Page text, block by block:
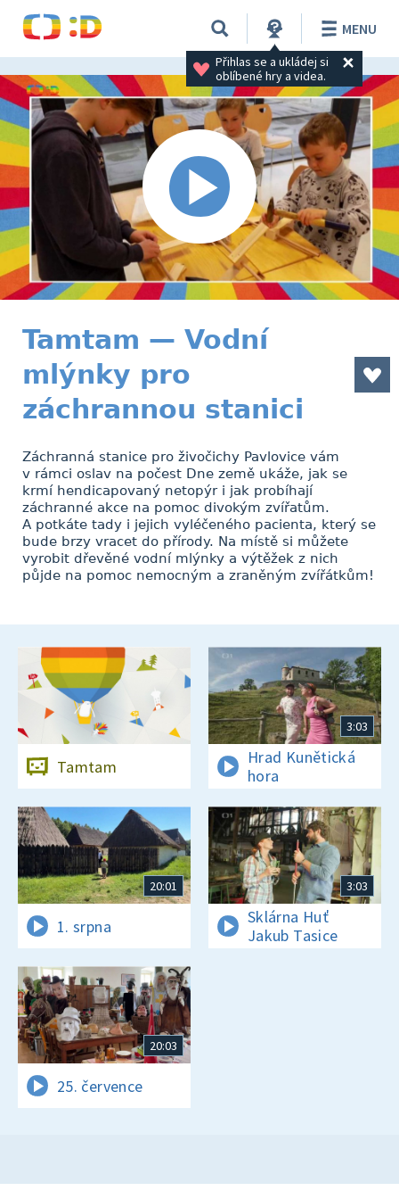
Přihlas se a ukládej si
oblíbené hry a videa.
MENU
Tamtam — Vodní
mlýnky pro
záchrannou stanici
Záchranná stanice pro živočichy Pavlovice vám
v rámci oslav na počest Dne země ukáže, jak se
krmí hendicapovaný netopýr i jak probíhají
záchranné akce na pomoc divokým zvířatům.
A potkáte tady i jejich vyléčeného pacienta, který se
bude brzy vracet do přírody. Na místě si můžete
vyrobit dřevěné vodní mlýnky a výtěžek z nich
půjde na pomoc nemocným a zraněným zvířátkům!
Tamtam
3:03
Hrad Kunětická
hora
20:01
1. srpna
3:03
Sklárna Huť
Jakub Tasice
20:03
25. července